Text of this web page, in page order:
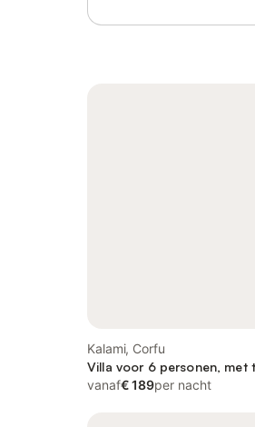
Kalami, Corfu
Villa voor 6 personen, met
vanaf€ 189per nacht